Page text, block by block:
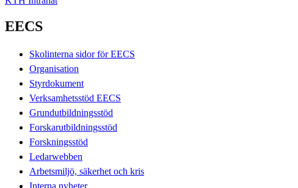
EECS
Skolinterna sidor för EECS
Organisation
Styrdokument
Verksamhetsstöd EECS
Grundutbildningsstöd
Forskarutbildningsstöd
Forskningsstöd
Ledarwebben
Arbetsmiljö, säkerhet och kris
Interna nyheter